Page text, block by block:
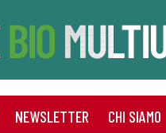
NEWSLETTER CHI SIAMO